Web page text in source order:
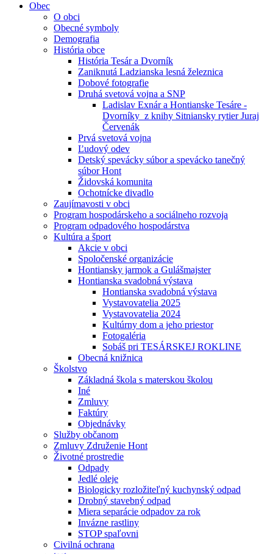
Obec
O obci
Obecné symboly
Demografia
História obce
História Tesár a Dvorník
Zaniknutá Ladzianska lesná železnica
Dobové fotografie
Druhá svetová vojna a SNP
Ladislav Exnár a Hontianske Tesáre -
Dvorníky z knihy Sitniansky rytier Juraj
Červenák
Prvá svetová vojna
Ľudový odev
Detský spevácky súbor a spevácko tanečný
súbor Hont
Židovská komunita
Ochotnícke divadlo
Zaujímavosti v obci
Program hospodárskeho a sociálneho rozvoja
Program odpadového hospodárstva
Kultúra a šport
Akcie v obci
Spoločenské organizácie
Hontiansky jarmok a Gulášmajster
Hontianska svadobná výstava
Hontianska svadobná výstava
Vystavovatelia 2025
Vystavovatelia 2024
Kultúrny dom a jeho priestor
Fotogaléria
Sobáš pri TESÁRSKEJ ROKLINE
Obecná knižnica
Školstvo
Základná škola s materskou školou
Iné
Zmluvy
Faktúry
Objednávky
Služby občanom
Zmluvy Združenie Hont
Životné prostredie
Odpady
Jedlé oleje
Biologicky rozložiteľný kuchynský odpad
Drobný stavebný odpad
Miera separácie odpadov za rok
Invázne rastliny
STOP spaľovni
Civilná ochrana